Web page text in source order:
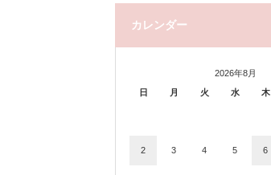
カレンダー
2026年8月
日
月 火 水 木
2 3 4 5 6